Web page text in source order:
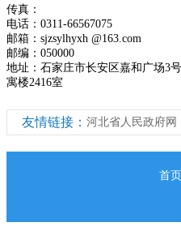
传真：
电话：0311-66567075
邮箱：sjzsylhyxh @163.com
邮编：050000
地址：石家庄市长安区嘉和广场3
寓楼2416室
友情链接： 河北省人民政府网
首页